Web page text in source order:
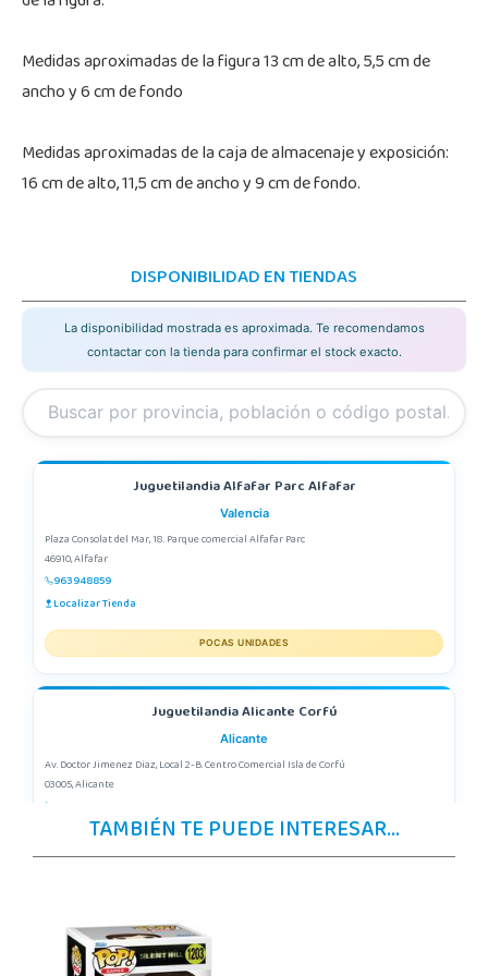
Medidas aproximadas de la figura 13 cm de alto, 5,5 cm de
ancho y 6 cm de fondo
Medidas aproximadas de la caja de almacenaje y exposición:
16 cm de alto, 11,5 cm de ancho y 9 cm de fondo.
DISPONIBILIDAD EN TIENDAS
La disponibilidad mostrada es aproximada. Te recomendamos
contactar con la tienda para confirmar el stock exacto.
Juguetilandia Alfafar Parc Alfafar
Valencia
Plaza Consolat del Mar, 18. Parque comercial Alfafar Parc
46910, Alfafar
963948859
Localizar Tienda
POCAS UNIDADES
Juguetilandia Alicante Corfú
Alicante
Av. Doctor Jimenez Diaz, Local 2-B. Centro Comercial Isla de Corfú
03005, Alicante
Localizar Tienda
Juguetilandia Armilla
TAMBIÉN TE PUEDE INTERESAR...